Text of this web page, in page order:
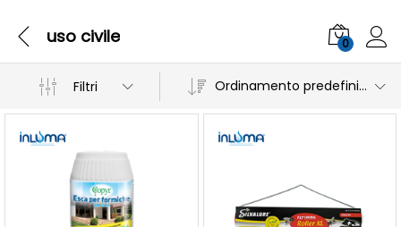
uso civile 0
Filtri Ordinamento predefinito